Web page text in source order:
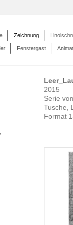
Zeichnung
Fenstergast
2015
Serie
Tusche,
Format